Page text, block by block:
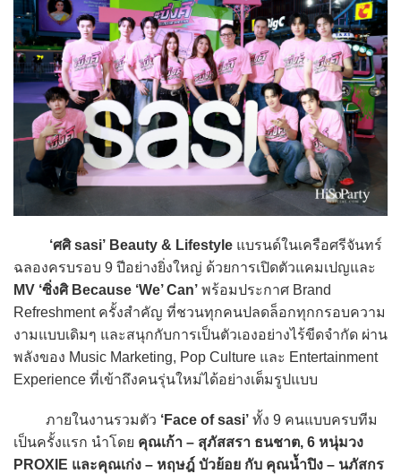
‘ศศิ sasi’ Beauty & Lifestyle แบรนด์ในเครือศรีจันทร์
ฉลองครบรอบ 9 ปีอย่างยิ่งใหญ่ ด้วยการเปิดตัวแคมเปญและ
MV ‘ซิ่งศิ Because ‘We’ Can’ พร้อมประกาศ Brand
Refreshment ครั้งสำคัญ ที่ชวนทุกคนปลดล็อกทุกกรอบความ
งามแบบเดิมๆ และสนุกกับการเป็นตัวเองอย่างไร้ขีดจำกัด ผ่าน
พลังของ Music Marketing, Pop Culture และ Entertainment
Experience ที่เข้าถึงคนรุ่นใหม่ได้อย่างเต็มรูปแบบ
ภายในงานรวมตัว ‘Face of sasi’ ทั้ง 9 คนแบบครบทีม
เป็นครั้งแรก นำโดย คุณเก้า – สุภัสสรา ธนชาต, 6 หนุ่มวง
PROXIE และคุณเก่ง – หฤษฎ์ บัวย้อย กับ คุณน้ำปิง – นภัสกร